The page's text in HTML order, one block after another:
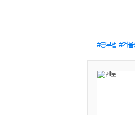
공부법 겨울